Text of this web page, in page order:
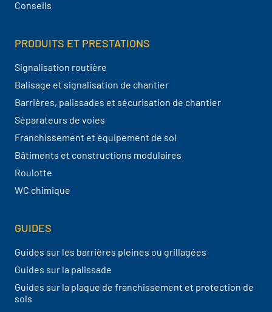
Conseils
PRODUITS ET PRESTATIONS
Signalisation routière
Balisage et signalisation de chantier
Barrières, palissades et sécurisation de chantier
Séparateurs de voies
Franchissement et équipement de sol
Bâtiments et constructions modulaires
Roulotte
WC chimique
GUIDES
Guides sur les barrières pleines ou grillagées
Guides sur la palissade
Guides sur la plaque de franchissement et protection de
sols